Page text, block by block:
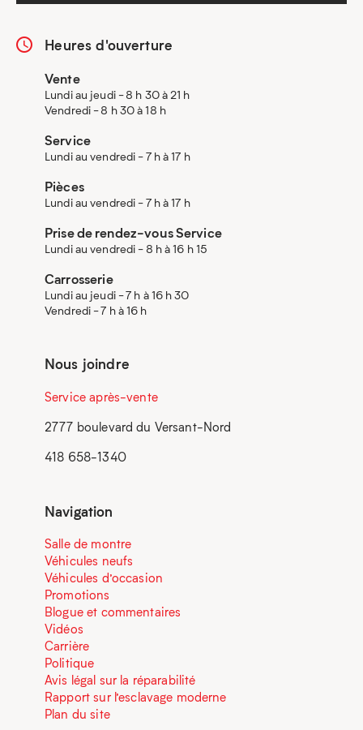
Heures d'ouverture
Vente
Lundi au jeudi - 8 h 30 à 21 h
Vendredi - 8 h 30 à 18 h
Service
Lundi au vendredi - 7 h à 17 h
Pièces
Lundi au vendredi - 7 h à 17 h
Prise de rendez-vous Service
Lundi au vendredi - 8 h à 16 h 15
Carrosserie
Lundi au jeudi - 7 h à 16 h 30
Vendredi - 7 h à 16 h
Nous joindre
Service après-vente
2777 boulevard du Versant-Nord
418 658-1340
Navigation
Salle de montre
Véhicules neufs
Véhicules d’occasion
Promotions
Blogue et commentaires
Vidéos
Carrière
Politique
Avis légal sur la réparabilité
Rapport sur l’esclavage moderne
Plan du site